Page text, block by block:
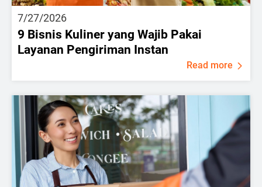
7/27/2026
9 Bisnis Kuliner yang Wajib Pakai
Layanan Pengiriman Instan
Read more